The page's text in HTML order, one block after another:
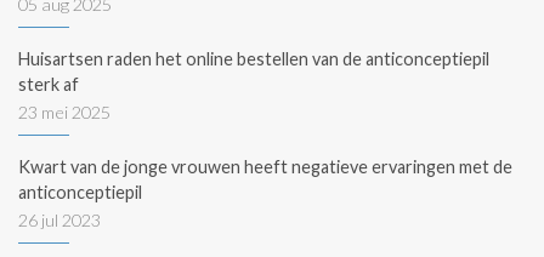
05 aug 2025
Huisartsen raden het online bestellen van de anticonceptiepil
sterk af
23 mei 2025
Kwart van de jonge vrouwen heeft negatieve ervaringen met de
anticonceptiepil
26 jul 2023